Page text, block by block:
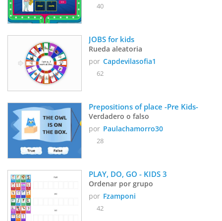
40
JOBS for kids
Rueda aleatoria
por Capdevilasofia1
62
Prepositions of place -Pre Kids-
Verdadero o falso
por Paulachamorro30
28
PLAY, DO, GO - KIDS 3
Ordenar por grupo
por Fzamponi
42